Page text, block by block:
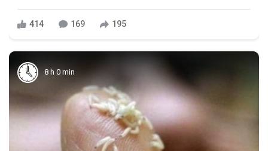
414 169 195
8 h 0 min